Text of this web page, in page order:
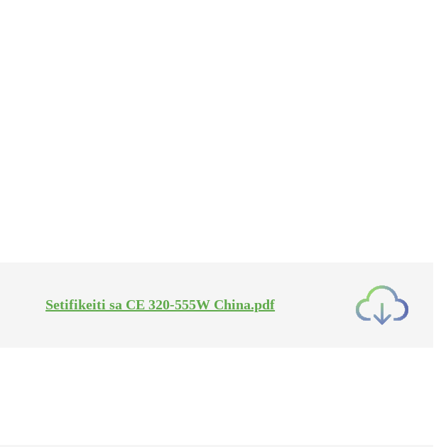
Setifikeiti sa CE 320-555W China.pdf